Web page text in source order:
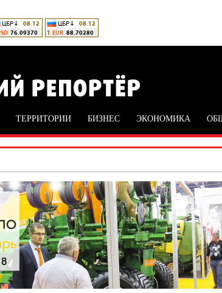
ТЕРРИТОРИИ БИЗНЕС ЭКОНОМИКА